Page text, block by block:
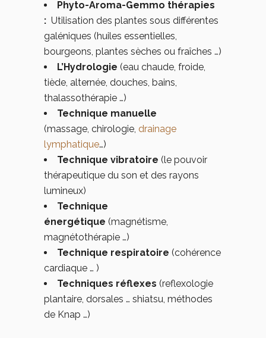
Phyto-Aroma-Gemmo thérapies
: Utilisation des plantes sous différentes
galéniques (huiles essentielles,
bourgeons, plantes sèches ou fraîches …)
L’Hydrologie (eau chaude, froide,
tiède, alternée, douches, bains,
thalassothérapie …)
Technique manuelle
(massage, chirologie, drainage
lymphatique…)
Technique vibratoire (le pouvoir
thérapeutique du son et des rayons
lumineux)
Technique
énergétique (magnétisme,
magnétothérapie …)
Technique respiratoire (cohérence
cardiaque … )
Techniques réflexes (reflexologie
plantaire, dorsales … shiatsu, méthodes
de Knap …)